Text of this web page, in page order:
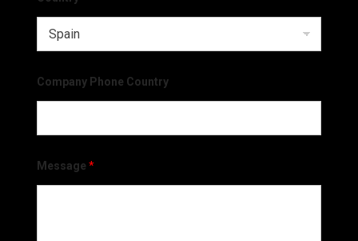
Company Phone Country
Message *